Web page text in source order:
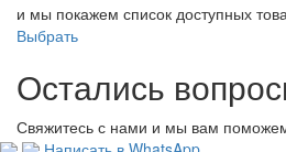
и мы покажем список доступных
Выбрать
Остались
Свяжитесь с нами и мы вам